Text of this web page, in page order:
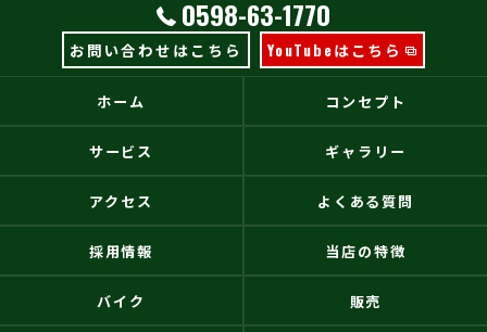
0598-63-1770
お問い合わせはこちら YouTubeはこちら
ホーム コンセプト
サービス ギャラリー
アクセス よくある質問
採用情報 当店の特徴
バイク 販売